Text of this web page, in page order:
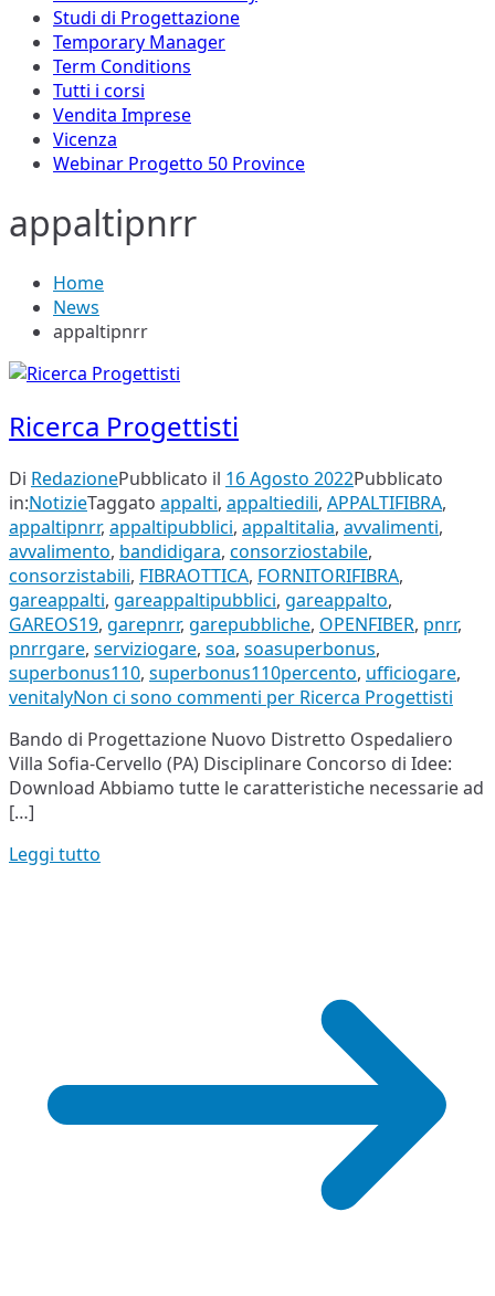
Studi di Progettazione
Temporary Manager
Term Conditions
Tutti i corsi
Vendita Imprese
Vicenza
Webinar Progetto 50 Province
appaltipnrr
Home
News
appaltipnrr
Ricerca Progettisti
Di RedazionePubblicato il 16 Agosto 2022Pubblicato
in:NotizieTaggato appalti, appaltiedili, APPALTIFIBRA,
appaltipnrr, appaltipubblici, appaltitalia, avvalimenti,
avvalimento, bandidigara, consorziostabile,
consorzistabili, FIBRAOTTICA, FORNITORIFIBRA,
gareappalti, gareappaltipubblici, gareappalto,
GAREOS19, garepnrr, garepubbliche, OPENFIBER, pnrr,
pnrrgare, serviziogare, soa, soasuperbonus,
superbonus110, superbonus110percento, ufficiogare,
venitalyNon ci sono commenti per Ricerca Progettisti
Bando di Progettazione Nuovo Distretto Ospedaliero
Villa Sofia-Cervello (PA) Disciplinare Concorso di Idee:
Download Abbiamo tutte le caratteristiche necessarie ad
[…]
Leggi tutto